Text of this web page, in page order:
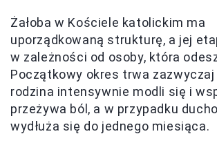
Żałoba w Kościele katolickim ma
uporządkowaną strukturę, a jej
w zależności od osoby, która
Początkowy okres trwa zazwyczaj
rodzina intensywnie modli się i
przeżywa ból, a w przypadku
wydłuża się do jednego miesiąca.